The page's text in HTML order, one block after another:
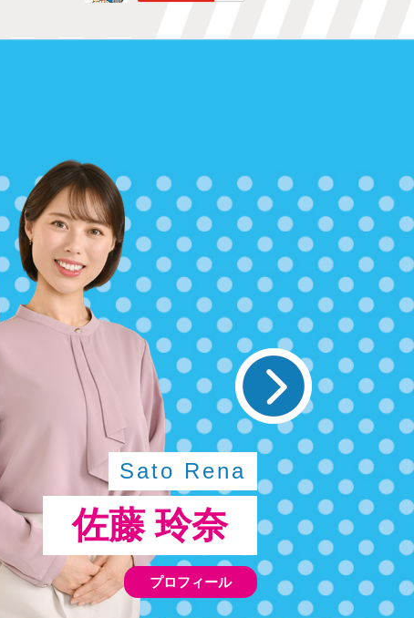
Sato Rena
佐藤 玲奈
プロフィール